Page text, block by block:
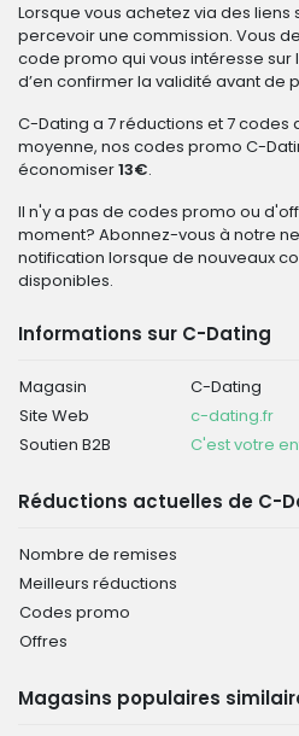
Lorsque vous achetez via des liens
percevoir une commission. Vous
code promo qui vous intéresse sur
d’en confirmer la validité avant de
C-Dating a 7 réductions et 7 codes
moyenne, nos codes promo C-
économiser13€.
Il n'y a pas de codes promo ou
moment? Abonnez-vous à notre
notification lorsque de nouveaux
disponibles.
Informations sur C-Dating
Magasin
C-Dating
Site Web
c-dating.fr
Soutien B2B
C'est votre
Réductions actuelles de C-
Nombre de remises
Meilleurs réductions
Codes promo
Offres
Magasins populaires